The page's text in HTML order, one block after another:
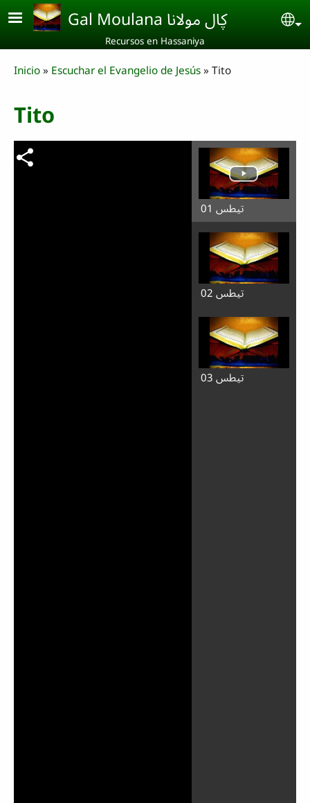
Skip to main content Gal Moulana ڮال مولانا
Recursos en Hassaniya
Breadcrumb
Inicio Escuchar el Evangelio de Jesús Tito
Tito
تيطس 01
تيطس 02
تيطس 03